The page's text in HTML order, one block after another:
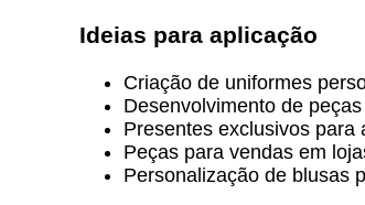
Ideias para aplicação
Criação de uniformes
Desenvolvimento de
Presentes exclusivos para
Peças para vendas em
Personalização de blusas